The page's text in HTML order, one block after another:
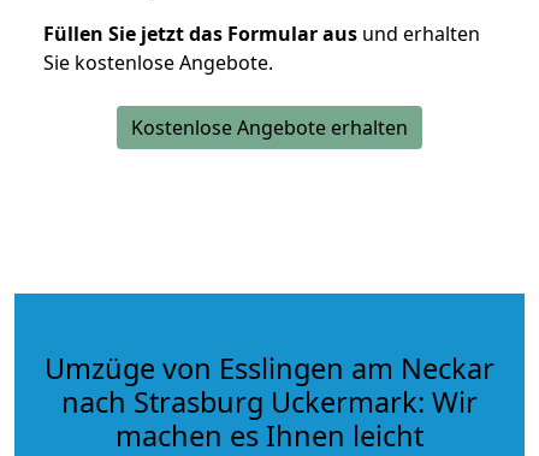
Füllen Sie jetzt das Formular aus und erhalten
Sie kostenlose Angebote.
Kostenlose Angebote erhalten
Umzüge von Esslingen am Neckar
nach Strasburg Uckermark: Wir
machen es Ihnen leicht